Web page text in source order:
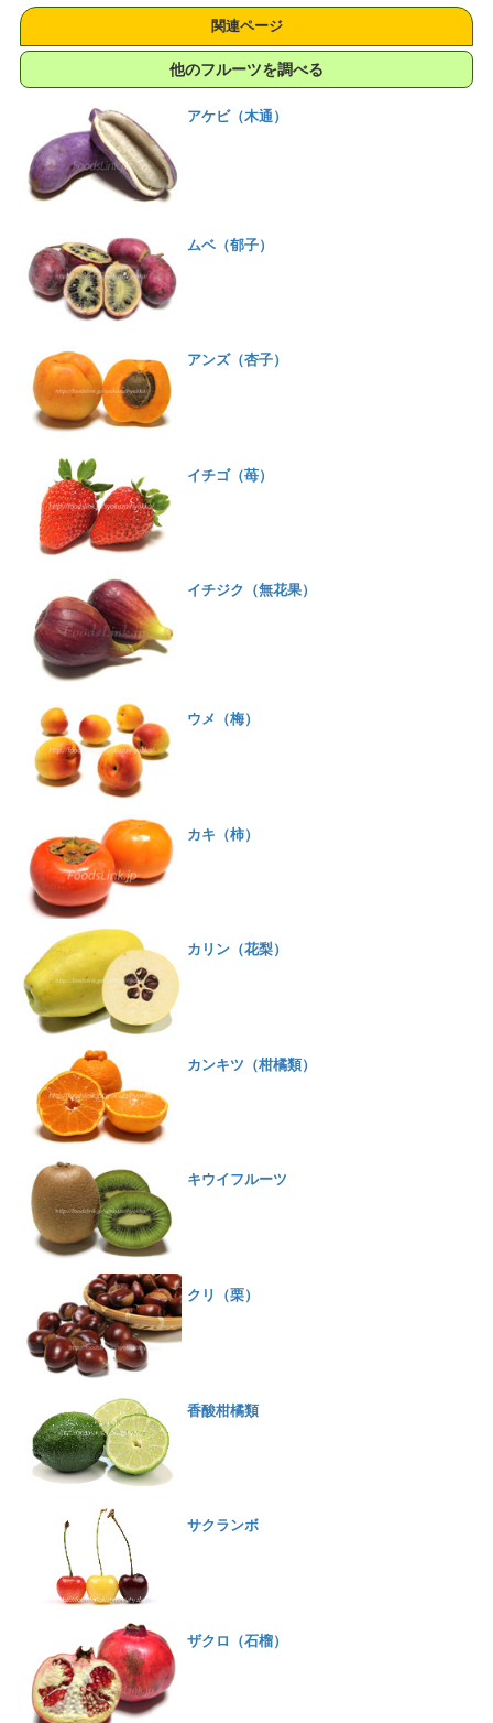
関連ページ
他のフルーツを調べる
アケビ（木通）
ムベ（郁子）
アンズ（杏子）
イチゴ（苺）
イチジク（無花果）
ウメ（梅）
カキ（柿）
カリン（花梨）
カンキツ（柑橘類）
キウイフルーツ
クリ（栗）
香酸柑橘類
サクランボ
ザクロ（石榴）